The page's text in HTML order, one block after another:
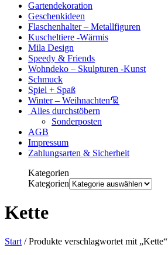
Gartendekoration
Geschenkideen
Flaschenhalter – Metallfiguren
Kuscheltiere -Wärmis
Mila Design
Speedy & Friends
Wohndeko – Skulpturen -Kunst
Schmuck
Spiel + Spaß
Winter – Weihnachten🎅
Alles durchstöbern
Sonderposten
AGB
Impressum
Zahlungsarten & Sicherheit
Kategorien
Kategorien
Kette
Start / Produkte verschlagwortet mit „Kette“